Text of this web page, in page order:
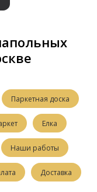
Паркетная доска
Елка
Наши работы
Доставка